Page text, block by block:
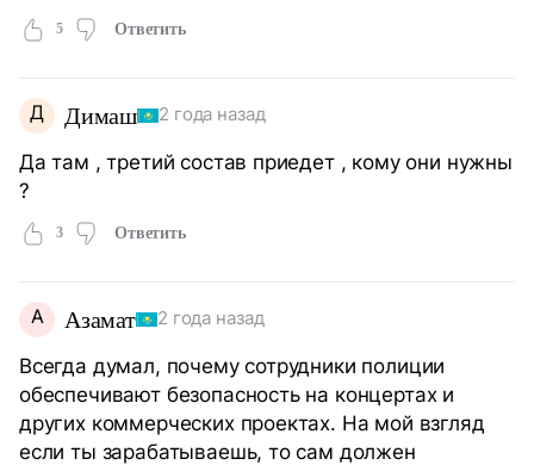
5 Ответить
Д Димаш 2 года назад
Да там , третий состав приедет , кому они нужны
?
3 Ответить
А Азамат 2 года назад
Всегда думал, почему сотрудники полиции
обеспечивают безопасность на концертах и
других коммерческих проектах. На мой взгляд
если ты зарабатываешь, то сам должен